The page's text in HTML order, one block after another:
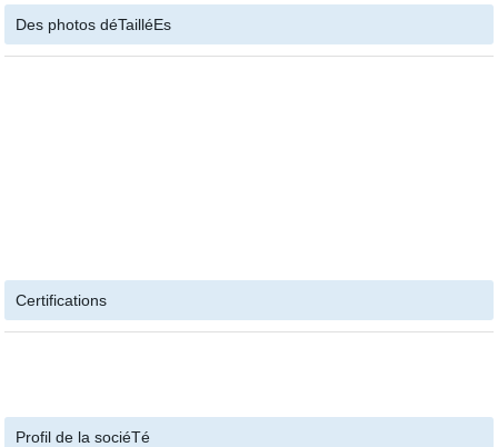
Des photos déTailléEs
Certifications
Profil de la sociéTé